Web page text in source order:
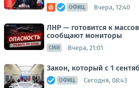
ОФИЦ. Вчера, 12:40
ЛНР — готовится к
сообщают мониторы
СМИ Вчера, 21:01
Закон, который с 1
ОФИЦ. Сегодня, 08:43